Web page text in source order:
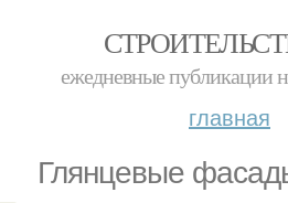
ежедневные публикации
главная
Глянцевые